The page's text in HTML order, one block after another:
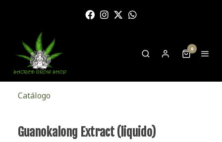
0
Catálogo
Guanokalong Extract (liquido)